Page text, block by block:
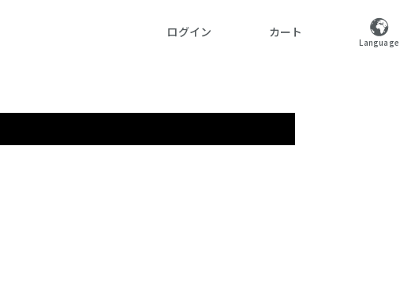
ログイン カート
Language